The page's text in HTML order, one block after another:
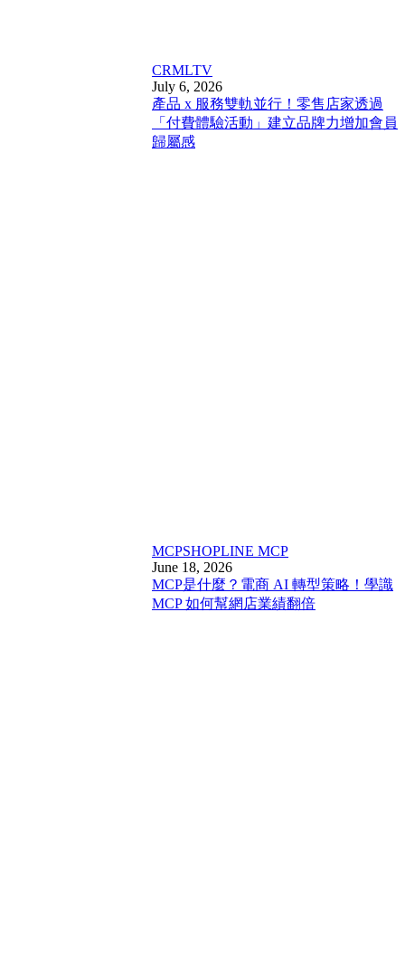
CRMLTV
July 6, 2026
產品 x 服務雙軌並行！零售店家透過
「付費體驗活動」建立品牌力增加會員
歸屬感
MCPSHOPLINE MCP
June 18, 2026
MCP是什麼？電商 AI 轉型策略！學識
MCP 如何幫網店業績翻倍